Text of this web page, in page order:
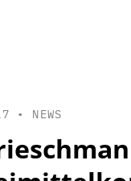
• NEWS